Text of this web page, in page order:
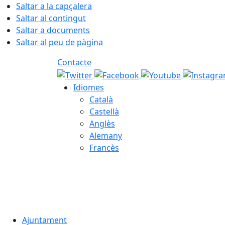
Saltar a la capçalera
Saltar al contingut
Saltar a documents
Saltar al peu de pàgina
Contacte
Idiomes
Català
Castellà
Anglès
Alemany
Francès
Ajuntament